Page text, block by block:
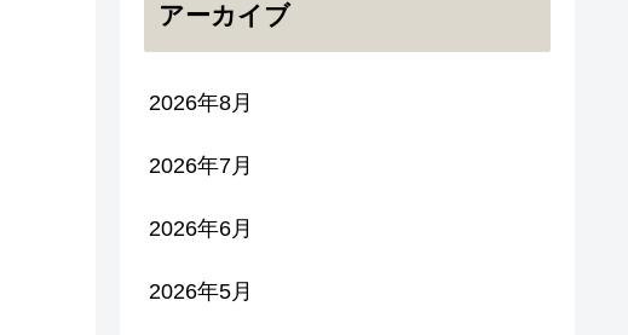
アーカイブ
2026年8月
2026年7月
2026年6月
2026年5月